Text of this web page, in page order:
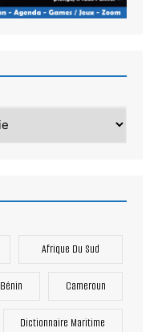
Afrique Du Sud
Bénin Cameroun
Dictionnaire Maritime